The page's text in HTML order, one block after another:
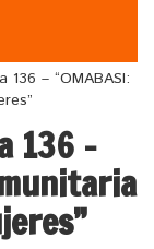
136 – “OMABASI:
136 –